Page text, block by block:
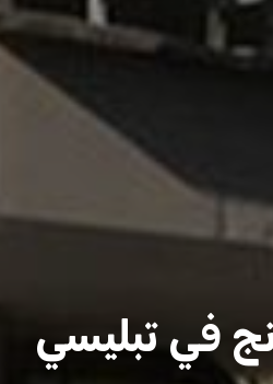
في تبليسي